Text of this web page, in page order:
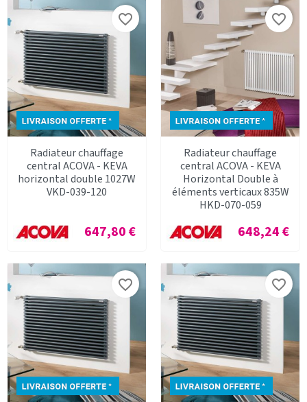
Radiateur chauffage
central ACOVA - KEVA
horizontal double 1027W
VKD-039-120
Prix
647,80 €
favorite_border
Radiateur chauffage
central ACOVA - KEVA
Horizontal Double à
éléments verticaux 835W
HKD-070-059
Prix
648,24 €
favorite_border
favorite_border favorite_border